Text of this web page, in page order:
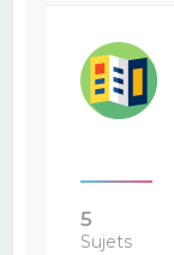
5
Sujets